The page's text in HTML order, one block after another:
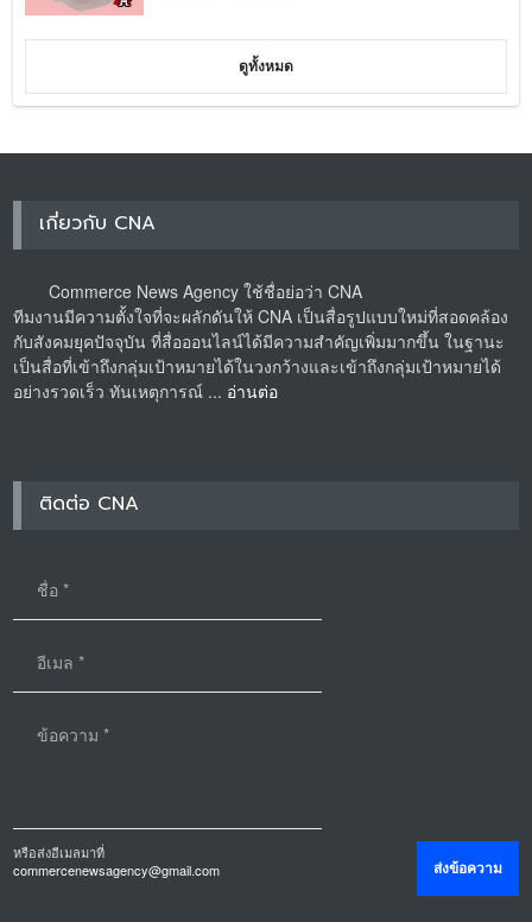
ดูทั้งหมด
เกี่ยวกับ CNA
Commerce News Agency ใช้ชื่อย่อว่า CNA
ทีมงานมีความตั้งใจที่จะผลักดันให้ CNA เป็นสื่อรูปแบบใหม่ที่สอดคล้อง
กับสังคมยุคปัจจุบัน ที่สื่อออนไลน์ได้มีความสำคัญเพิ่มมากขึ้น ในฐานะ
เป็นสื่อที่เข้าถึงกลุ่มเป้าหมายได้ในวงกว้างและเข้าถึงกลุ่มเป้าหมายได้
อย่างรวดเร็ว ทันเหตุการณ์ ... อ่านต่อ
ติดต่อ CNA
หรือส่งอีเมลมาที่
commercenewsagency@gmail.com